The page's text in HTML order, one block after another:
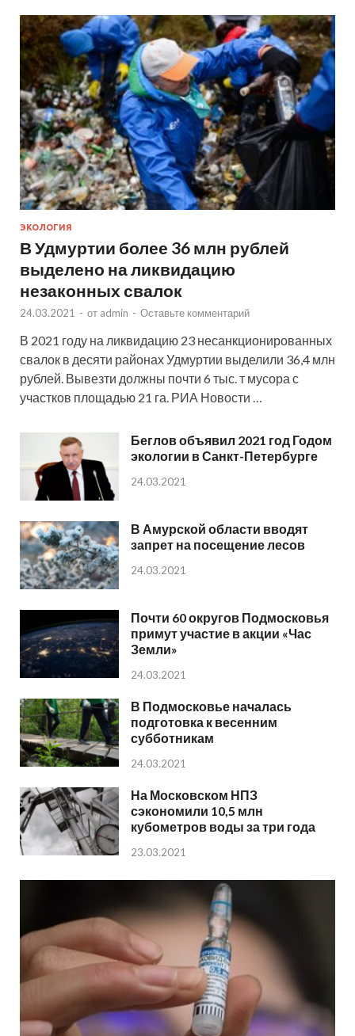
ЭКОЛОГИЯ
В Удмуртии более 36 млн рублей
выделено на ликвидацию
незаконных свалок
24.03.2021 - от admin - Оставьте комментарий
В 2021 году на ликвидацию 23 несанкционированных
свалок в десяти районах Удмуртии выделили 36,4 млн
рублей. Вывезти должны почти 6 тыс. т мусора с
участков площадью 21 га. РИА Новости …
Беглов объявил 2021 год Годом
экологии в Санкт-Петербурге
24.03.2021
В Амурской области вводят
запрет на посещение лесов
24.03.2021
Почти 60 округов Подмосковья
примут участие в акции «Час
Земли»
24.03.2021
В Подмосковье началась
подготовка к весенним
субботникам
24.03.2021
На Московском НПЗ
сэкономили 10,5 млн
кубометров воды за три года
23.03.2021